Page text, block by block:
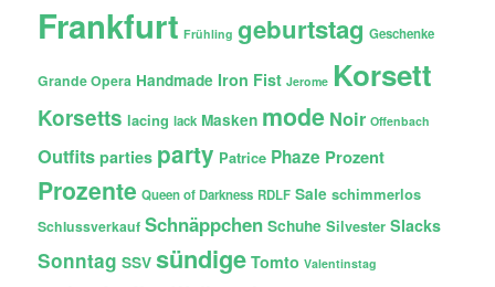
Frankfurt Frühling geburtstag Geschenke
Grande Opera Handmade Iron Fist Jerome Korsett
Korsetts lacing lack Masken mode Noir Offenbach
Outfits parties party Patrice Phaze Prozent
Prozente Queen of Darkness RDLF Sale schimmerlos
Schlussverkauf Schnäppchen Schuhe Silvester Slacks
Sonntag SSV sündige Tomto Valentinstag